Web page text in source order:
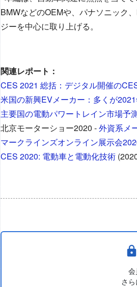
BMWなどのOEMや、パナソニック
ジーを中心に取り上げる。
関連レポート：
CES 2021 総括：デジタル開催の
米国の新興EVメーカー：多くが
主要国の電動パワートレイン市場予
北京モーターショー2020 -外資系メ
マークラインズオンライン展示会
CES 2020: 電動車と電動化技術
さ